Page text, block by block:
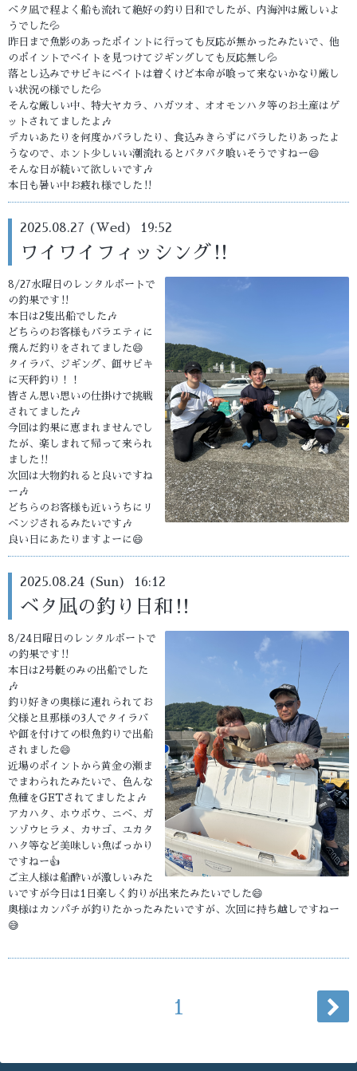
ベタ凪で程よく船も流れて絶好の釣り日和でしたが、内海沖は厳しいよ
うでした💦
昨日まで魚影のあったポイントに行っても反応が無かったみたいで、他
のポイントでベイトを見つけてジギングしても反応無し💦
落とし込みでサビキにベイトは着くけど本命が喰って来ないかなり厳し
い状況の様でした💦
そんな厳しい中、特大ヤカラ、ハガツオ、オオモンハタ等のお土産はゲ
ットされてましたよ🎶
デカいあたりを何度かバラしたり、食込みきらずにバラしたりあったよ
うなので、ホント少しいい潮流れるとバタバタ喰いそうですねー😄
そんな日が続いて欲しいです🎶
本日も暑い中お疲れ様でした‼️
2025.08.27 (Wed) 19:52
ワイワイフィッシング‼️
8/27水曜日のレンタルボートで
の釣果です‼️
本日は2隻出船でした🎶
どちらのお客様もバラエティに
飛んだ釣りをされてました😄
タイラバ、ジギング、餌サビキ
に天秤釣り！！
皆さん思い思いの仕掛けで挑戦
されてました🎶
今回は釣果に恵まれませんでし
たが、楽しまれて帰って来られ
ました‼️
次回は大物釣れると良いですね
ー🎶
どちらのお客様も近いうちにリ
ベンジされるみたいです🎶
良い日にあたりますよーに😄
2025.08.24 (Sun) 16:12
ベタ凪の釣り日和‼️
8/24日曜日のレンタルボートで
の釣果です‼️
本日は2号艇のみの出船でした
🎶
釣り好きの奥様に連れられてお
父様と旦那様の3人でタイラバ
や餌を付けての根魚釣りで出船
されました😄
近場のポイントから黄金の瀬ま
でまわられたみたいで、色んな
魚種をGETされてましたよ🎶
アカハタ、ホウボウ、ニベ、ガ
ンゾウヒラメ、カサゴ、ユカタ
ハタ等など美味しい魚ばっかり
ですねー👍
ご主人様は船酔いが激しいみた
いですが今日は1日楽しく釣りが出来たみたいでした😄
奥様はカンパチが釣りたかったみたいですが、次回に持ち越しですねー
😅
1